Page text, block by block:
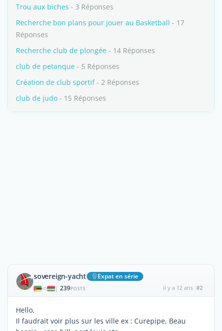
Trou aux biches - 3 Réponses
Recherche bon plans pour jouer au Basketball - 17
Réponses
Recherche club de plongée - 14 Réponses
club de petanque - 5 Réponses
Création de club sportif- 2 Réponses
club de judo - 15 Réponses
sovereign-yacht Expat en série
| 239POSTS il y a 12 ans #2
Hello,
Il faudrait voir plus sur les ville ex : Curepipe, Beau